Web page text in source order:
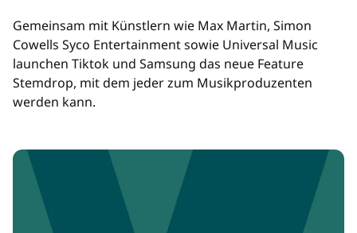
Gemeinsam mit Künstlern wie Max Martin, Simon
Cowells Syco Entertainment sowie Universal Music
launchen Tiktok und Samsung das neue Feature
Stemdrop, mit dem jeder zum Musikproduzenten
werden kann.